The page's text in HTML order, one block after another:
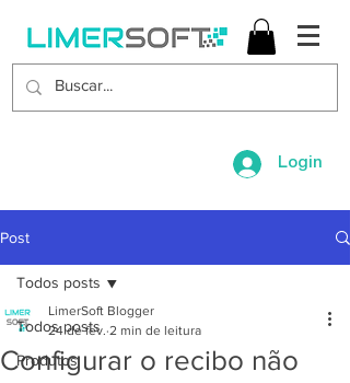
Login
Post
Todos posts
Produtos
Todos posts
Configurar o recibo não
LimerSoft Blogger
24 de fev. 2 min de leitura